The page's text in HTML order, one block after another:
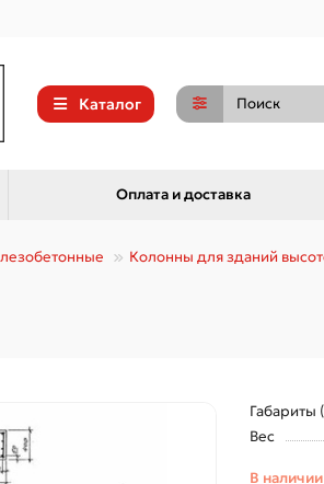
Каталог
Оплата и доставка
Колонны для зданий
Вес
В